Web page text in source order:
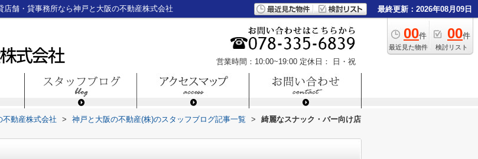
舗・貸事務所なら神戸と大阪の不動産株式会社 最終更新：2026年08月09日
00件
最近見た物件
00件
検討リスト
営業時間：10:00~19:00 定休日： 日・祝
動産株式会社 > 神戸と大阪の不動産(株)のスタッフブログ記事一覧 >
綺麗なスナック・バー向け店